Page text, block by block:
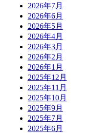
2026年7月
2026年6月
2026年5月
2026年4月
2026年3月
2026年2月
2026年1月
2025年12月
2025年11月
2025年10月
2025年9月
2025年7月
2025年6月